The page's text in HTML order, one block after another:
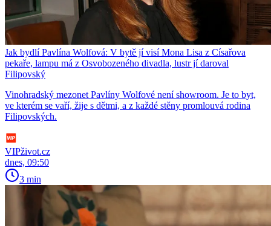
Jak bydlí Pavlína Wolfová: V bytě jí visí Mona Lisa z Císařova
pekaře, lampu má z Osvobozeného divadla, lustr jí daroval
Filipovský
Vinohradský mezonet Pavlíny Wolfové není showroom. Je to byt,
ve kterém se vaří, žije s dětmi, a z každé stěny promlouvá rodina
Filipovských.
VIPživot.cz
dnes, 09:50
3 min